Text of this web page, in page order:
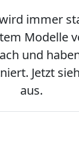
immer
Modelle
und
Jetzt
aus.